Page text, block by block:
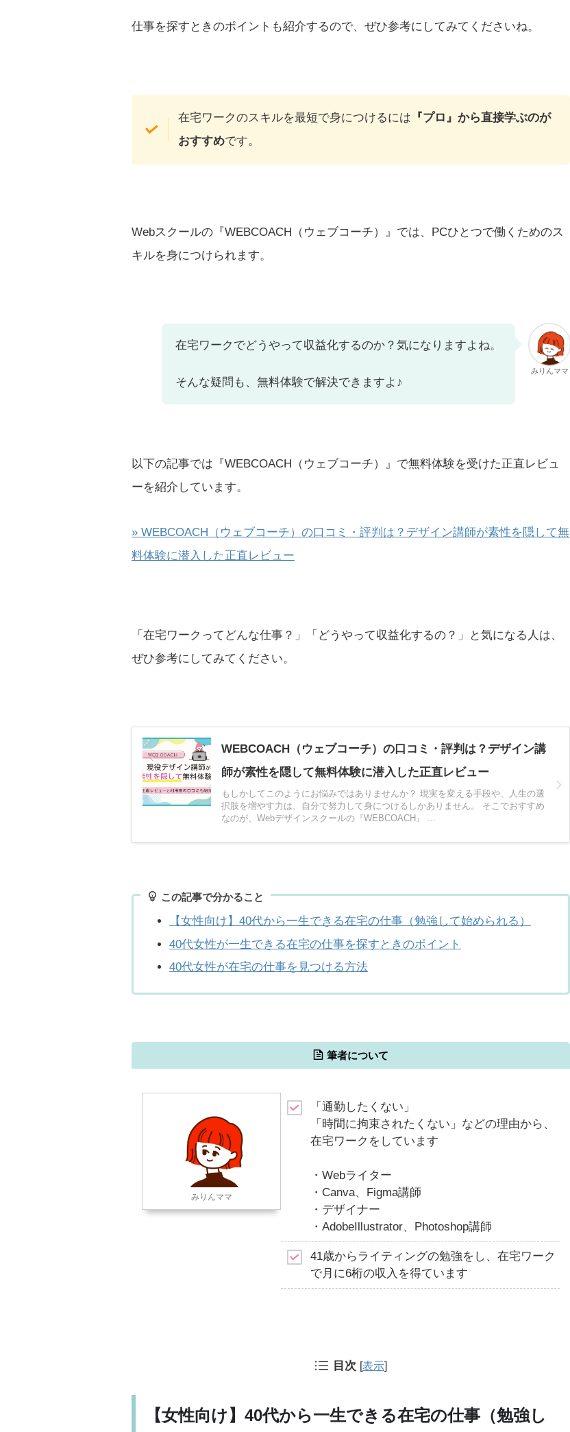
仕事を探すときのポイントも紹介するので、ぜひ参考にしてみてくださいね。
在宅ワークのスキルを最短で身につけるには 『プロ』から直接学ぶのが
おすすめです。
Webスクールの『WEBCOACH（ウェブコーチ）』では、PCひとつで働くためのス
キルを身につけられます。
在宅ワークでどうやって収益化するのか？気になりますよね。
そんな疑問も、無料体験で解決できますよ♪
みりんママ
以下の記事では『WEBCOACH（ウェブコーチ）』で無料体験を受けた正直レビュ
ーを紹介しています。
» WEBCOACH（ウェブコーチ）の口コミ・評判は？デザイン講師が素性を隠して無
料体験に潜入した正直レビュー
「在宅ワークってどんな仕事？」「どうやって収益化するの？」と気になる人は、
ぜひ参考にしてみてください。
WEBCOACH（ウェブコーチ）の口コミ・評判は？デザイン講
師が素性を隠して無料体験に潜入した正直レビュー
もしかしてこのようにお悩みではありませんか？ 現実を変える手段や、人生の選
択肢を増やす力は、自分で努力して身につけるしかありません。 そこでおすすめ
なのが、Webデザインスクールの『WEBCOACH』 ...
この記事で分かること
【女性向け】40代から一生できる在宅の仕事（勉強して始められる）
40代女性が一生できる在宅の仕事を探すときのポイント
40代女性が在宅の仕事を見つける方法
筆者について
みりんママ
「通勤したくない」
「時間に拘束されたくない」などの理由から、
在宅ワークをしています
・Webライター
・Canva、Figma講師
・デザイナー
・AdobeIllustrator、Photoshop講師
41歳からライティングの勉強をし、在宅ワーク
で月に6桁の収入を得ています
目次 [表示]
【女性向け】40代から一生できる在宅の仕事（勉強し